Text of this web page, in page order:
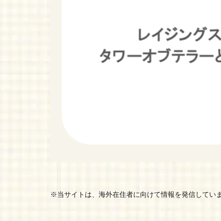
※当サイトは、海外在住者に向けて情報を発信してい